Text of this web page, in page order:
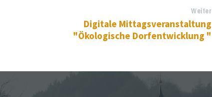
Weiter
Digitale Mittagsveranstaltung
"Ökologische Dorfentwicklung "